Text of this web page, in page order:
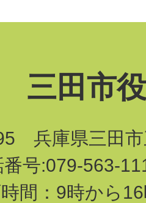
三田市
兵庫県三田市
番号:079-563-
間：9時から